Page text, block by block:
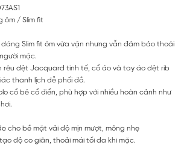
ôm / Slim fit
dáng Slim fit ôm vừa vặn nhưng vẫn đảm bảo thoải
mặc.
rêu dệt Jacquard tinh tế, cổ áo và tay áo dệt rib
thanh lịch dễ phối đồ.
cổ bẻ cổ điển, phù hợp với nhiều hoàn cảnh như
cho bề mặt vải độ mịn mượt, mỏng nhẹ
độ co giãn, thoải mái tối đa khi mặc.